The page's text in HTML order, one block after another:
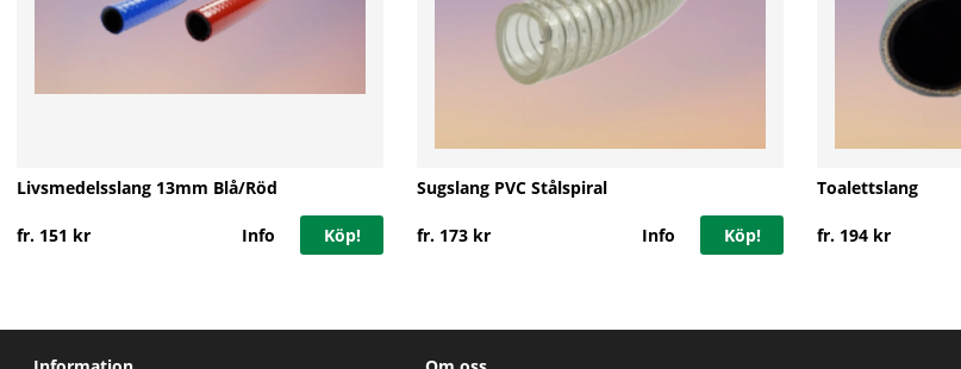
Livsmedelsslang 13mm Blå/Röd
fr. 151 kr Köp!
Info
Sugslang PVC Stålspiral
fr. 173 kr Köp!
Info
Toalettslang
fr. 194 kr